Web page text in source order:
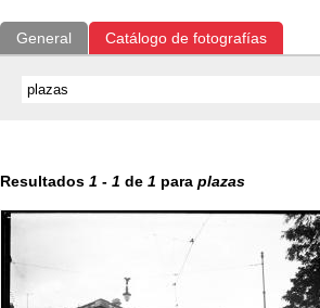
General Catálogo de fotografías
Resultados 1 - 1 de 1 para plazas